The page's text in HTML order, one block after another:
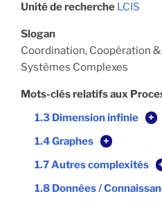
Unité de recherche LCIS
Slogan
Coordination, Coopération
Systèmes Complexes
Mots-clés relatifs aux
1.3 Dimension infinie
+
1.4 Graphes
+
1.7 Autres complexités
1.8 Données /